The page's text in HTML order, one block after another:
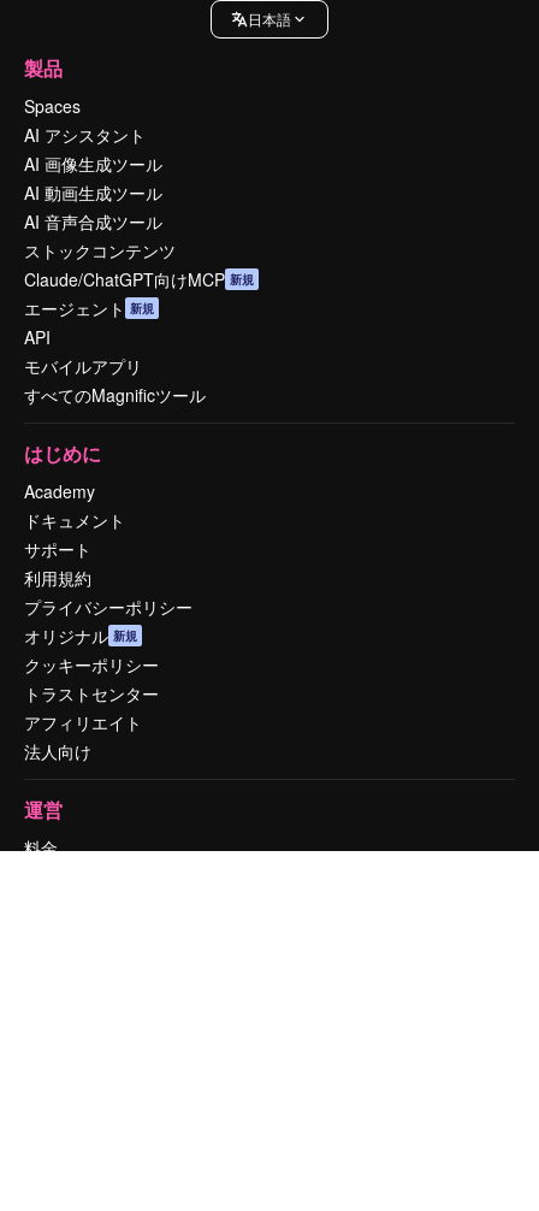
日本語
製品
Spaces
AI アシスタント
AI 画像生成ツール
AI 動画生成ツール
AI 音声合成ツール
ストックコンテンツ
Claude/ChatGPT向けMCP 新規
エージェント 新規
API
モバイルアプリ
すべてのMagnificツール
はじめに
Academy
ドキュメント
サポート
利用規約
プライバシーポリシー
オリジナル 新規
クッキーポリシー
トラストセンター
アフィリエイト
法人向け
運営
料金